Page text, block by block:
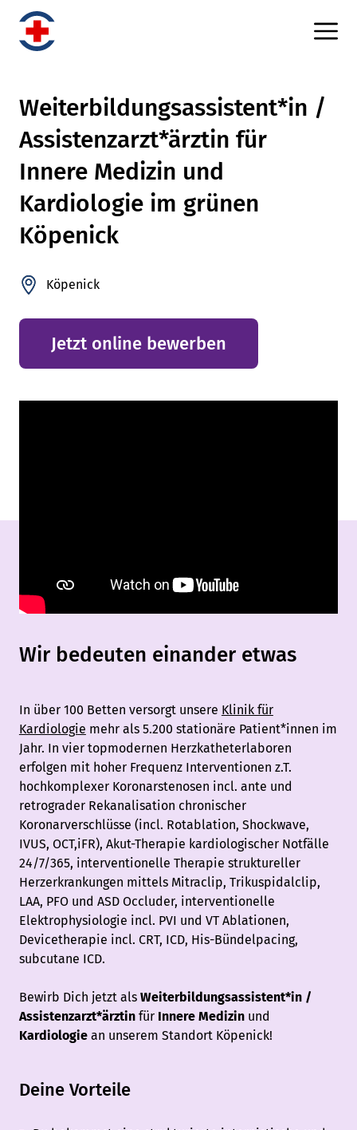
Weiterbildungsassistent*in /
Assistenzarzt*ärztin für
Innere Medizin und
Kardiologie im grünen
Köpenick
Köpenick
Jetzt online bewerben
Wir bedeuten einander etwas
In über 100 Betten versorgt unsere Klinik für
Kardiologie mehr als 5.200 stationäre Patient*innen im
Jahr. In vier topmodernen Herzkatheterlaboren
erfolgen mit hoher Frequenz Interventionen z.T.
hochkomplexer Koronarstenosen incl. ante und
retrograder Rekanalisation chronischer
Koronarverschlüsse (incl. Rotablation, Shockwave,
IVUS, OCT,iFR), Akut-Therapie kardiologischer Notfälle
24/7/365, interventionelle Therapie struktureller
Herzerkrankungen mittels Mitraclip, Trikuspidalclip,
LAA, PFO und ASD Occluder, interventionelle
Elektrophysiologie incl. PVI und VT Ablationen,
Devicetherapie incl. CRT, ICD, His-Bündelpacing,
subcutane ICD.
Bewirb Dich jetzt als Weiterbildungsassistent*in /
Assistenzarzt*ärztin für Innere Medizin und
Kardiologiean unserem Standort Köpenick!
Deine Vorteile